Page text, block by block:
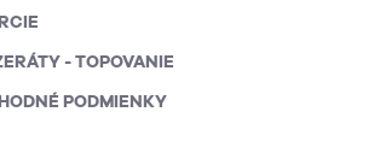
- TOPOVANIE
PODMIENKY